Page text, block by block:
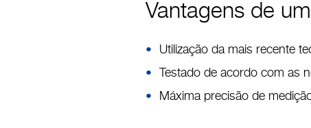
Vantagens de
Utilização da mais recente
Testado de acordo com as
Máxima precisão de